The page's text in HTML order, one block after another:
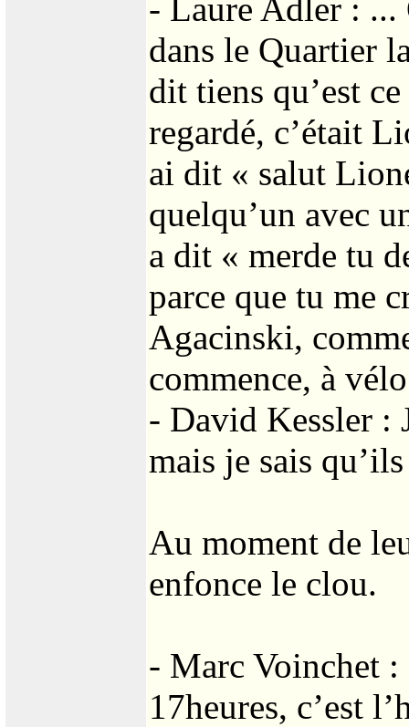
- Laure Adler : ...
dans le Quartier
dit tiens qu’est
regardé, c’était
ai dit « salut
quelqu’un avec
a dit « merde tu
parce que tu me
Agacinski,
commence, à
- David Kessler :
mais je sais
Au moment de
enfonce le clou.
- Marc Voinchet :
17heures, c’est